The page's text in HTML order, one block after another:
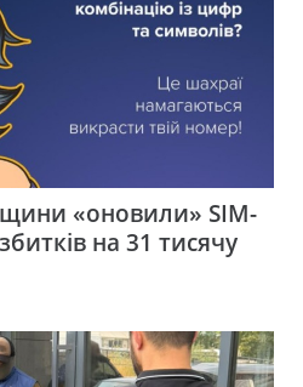
«оновили» SIM-
на 31 тисячу